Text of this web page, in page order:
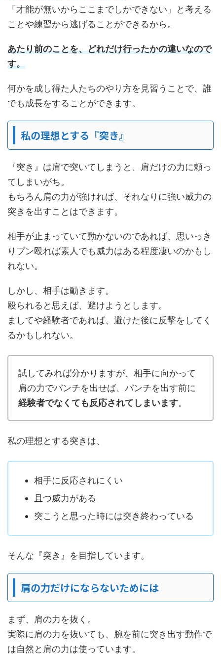
「才能が無いからここまでしかできない」と考える
ことや練習から逃げることができるから。
あたり前のことを、どれだけ行ったかの違いなので
す。
何かを成し得た人たちのやり方を見習うことで、誰
でも成長をすることができます。
私の理想とする『突き』
『突き』は肩で突いてしまうと、肩だけの力に頼っ
てしまいがち。
もちろん肩の力が強ければ、それなりに強い威力の
突きを出すことはできます。
相手が止まっていて動かないのであれば、思いっき
りブン殴れば素人でも威力はある程度凄いのかもし
れない。
しかし、相手は動きます。
殴られると思えば、避けようとします。
ましてや経験者であれば、避けた後に反撃をしてく
るかもしれない。
試してみれば分かりますが、相手に向かって
肩の力でパンチを出せば、パンチを出す前に
経験者でなくても反応されてしまいます。
私の理想とする突きは、
相手に反応されにくい
且つ威力がある
突こうと思った時には突き終わっている
そんな『突き』を目指しています。
肩の力だけにならないためには
まず、肩の力を抜く。
実際に肩の力を抜いても、腕を前に突き出す動作で
は自然と肩の力は使っています。